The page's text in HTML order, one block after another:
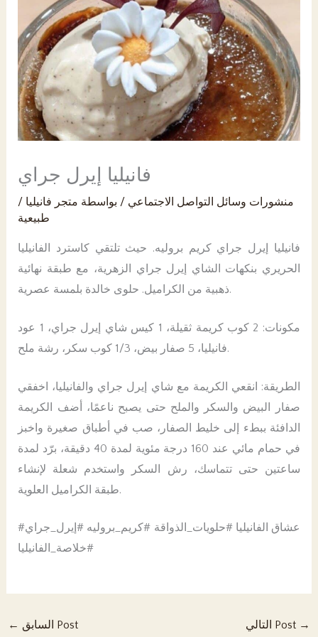
PK
فانيليا إيرل جراي
/ منشورات وسائل التواصل الاجتماعي / بواسطة متجر فانيليا
طبيعية
فانيليا إيرل جراي كريم بروليه. حيث تلتقي كاسترد الفانيليا
الحريري بنكهات الشاي إيرل جراي الزهرية، مع طبقة نهائية
ذهبية من الكراميل. حلوى خالدة بلمسة عصرية.
مكونات: 2 كوب كريمة ثقيلة، 1 كيس شاي إيرل جراي، 1 عود
فانيليا، 5 صفار بيض، 1/3 كوب سكر، رشة ملح.
الطريقة: انقعي الكريمة مع شاي إيرل جراي والفانيليا، اخفقي
صفار البيض والسكر والملح حتى يصبح ناعمًا، أضف الكريمة
الدافئة ببطء إلى خليط الصفار، صب في أطباق صغيرة واخبز
في حمام مائي عند 160 درجة مئوية لمدة 40 دقيقة، برّد لمدة
ساعتين حتى تتماسك، رش السكر واستخدم شعلة لإنشاء
طبقة الكراميل العلوية.
#عشاق الفانيليا #حلويات_الذواقة #كريم_بروليه #إيرل_جراي
#خلاصة_الفانيليا
← السابق Post التالي Post →